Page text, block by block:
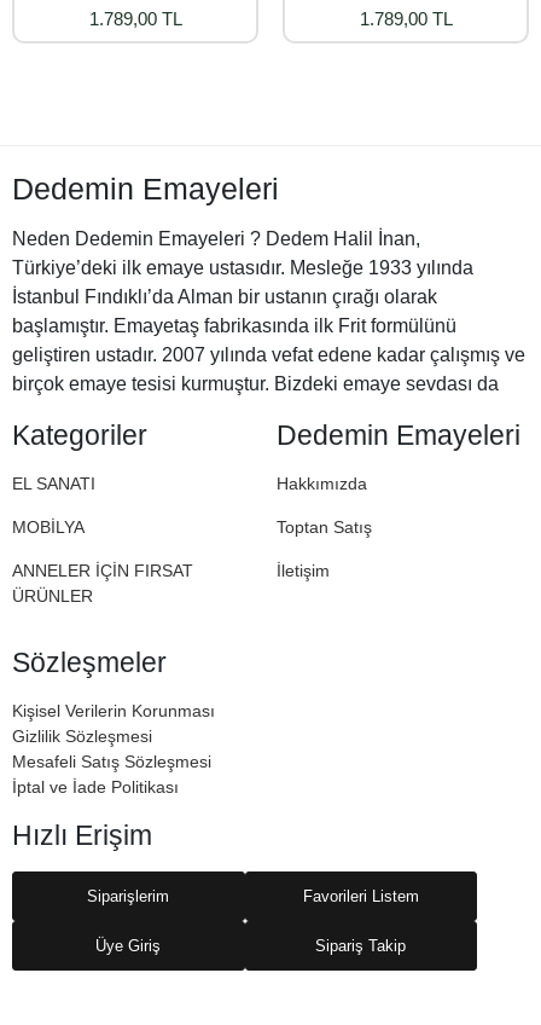
1.789,00 TL 1.789,00 TL
Dedemin Emayeleri
Neden Dedemin Emayeleri ? Dedem Halil İnan,
Türkiye’deki ilk emaye ustasıdır. Mesleğe 1933 yılında
İstanbul Fındıklı’da Alman bir ustanın çırağı olarak
başlamıştır. Emayetaş fabrikasında ilk Frit formülünü
geliştiren ustadır. 2007 yılında vefat edene kadar çalışmış ve
birçok emaye tesisi kurmuştur. Bizdeki emaye sevdası da
Emayeleri
Kategoriler
EL SANATI
MOBİLYA
ANNELER İÇİN FIRSAT
ÜRÜNLER
Dedemin Emayeleri
Hakkımızda
Toptan Satış
İletişim
Sözleşmeler
Kişisel Verilerin Korunması
Gizlilik Sözleşmesi
Mesafeli Satış Sözleşmesi
İptal ve İade Politikası
Hızlı Erişim
Siparişlerim Favorileri Listem
Üye Giriş Sipariş Takip